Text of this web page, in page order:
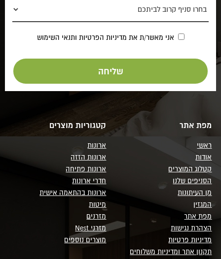
אני מאשר/ת את מדיניות הפרטיות ותנאי השימוש
מפת אתר
ראשי
אודות
קטלוג המוצרים
הסניפים שלנו
מן העיתונות
המגזין
מפת אתר
הצהרת נגישות
מדיניות פרטיות
תקנון אתר ומדיניות משלוחים
קטגוריות מוצרים
ארונות
ארונות הזזה
ארונות פתיחה
חדרי ארונות
ארונות בהתאמה אישית
מיטות
מזרנים
מזרני Nest
מוצרים נוספים